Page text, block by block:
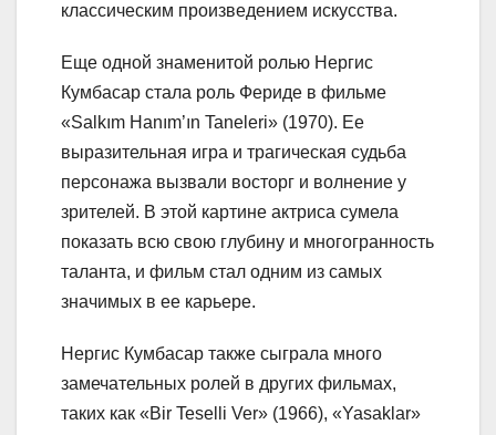
классическим произведением искусства.
Еще одной знаменитой ролью Нергис
Кумбасар стала роль Фериде в фильме
«Salkım Hanım’ın Taneleri» (1970). Ее
выразительная игра и трагическая судьба
персонажа вызвали восторг и волнение у
зрителей. В этой картине актриса сумела
показать всю свою глубину и многогранность
таланта, и фильм стал одним из самых
значимых в ее карьере.
Нергис Кумбасар также сыграла много
замечательных ролей в других фильмах,
таких как «Bir Teselli Ver» (1966), «Yasaklar»